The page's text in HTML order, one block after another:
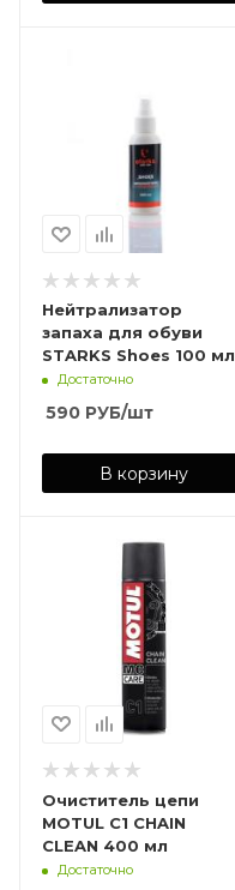
Нейтрализатор
запаха для обуви
STARKS Shoes 100 мл
Достаточно
590 РУБ/шт
В корзину
Очиститель цепи
MOTUL С1 CHAIN
CLEAN 400 мл
Достаточно